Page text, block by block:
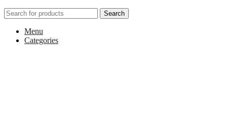
Search
Menu
Categories